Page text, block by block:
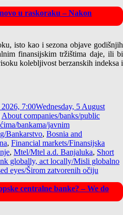
u raskoraku – Nakon
isto kao i sezona objave godišnjih
finansijskim tržištima daje, ili bi
kolebljivost berzanskih indeksa i
2026, 7:00Wednesday, 5 August
About companies/banks/public
bankama/javnim
Bankarstvo, Bosnia and
, Financial markets/Finansijska
, Mtel/Mtel a.d. Banjaluka, Short
globally, act locally/Misli globalno
eyes/Širom zatvorenih očiju
centralne banke? – We do